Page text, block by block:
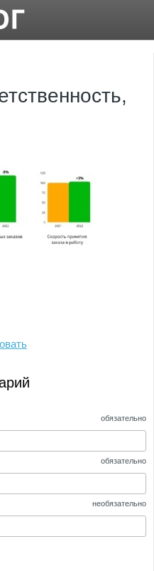
обязательно
обязательно
необязательно